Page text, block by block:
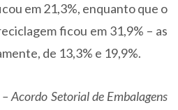
em 21,3%, enquanto que o
ficou em 31,9% – as
de 13,3% e 19,9%.
Acordo Setorial de Embalagens